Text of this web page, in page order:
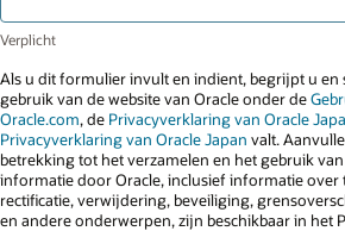
Als u dit formulier invult en indient, begrijpt u en
gebruik van de website van Oracle onder de
Oracle.com, de Privacyverklaring van Oracle
Privacyverklaring van Oracle Japan valt.
betrekking tot het verzamelen en het gebruik
informatie door Oracle, inclusief informatie over
rectificatie, verwijdering, beveiliging,
en andere onderwerpen, zijn beschikbaar in het